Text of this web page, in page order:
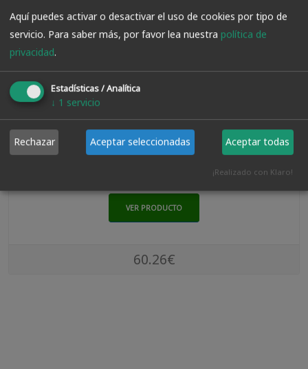
Barniz Al Agua Interior/exterior Blanco 5 Litros
VER PRODUCTO
60.26€
Aquí puedes activar o desactivar el uso de cookies por tipo de
servicio. Para saber más, por favor lea nuestra política de
privacidad.
Estadísticas / Analítica
↓ 1 servicio
Rechazar Aceptar seleccionadas Aceptar todas
¡Realizado con Klaro!